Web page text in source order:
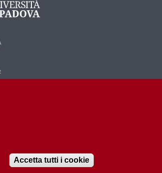
Accetta tutti i cookie